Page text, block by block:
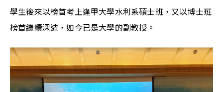
學生後來以榜首考上逢甲大學水利系碩士班，又以博士班
榜首繼續深造，如今已是大學的副教授。